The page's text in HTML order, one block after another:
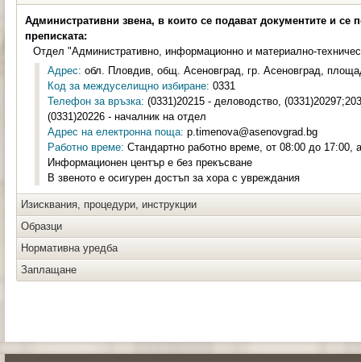
Административни звена, в които се подават документите и се
преписката:
Отдел "Административно, информационно и материално-
Адрес: обл. Пловдив, общ. Асеновград, гр. Асеновград,
Код за междуселищно избиране: 0331
Телефон за връзка: (0331)20215 - деловодство,
(0331)20226 - началник на отдел
Адрес на електронна поща: p.timenova@asenovgrad.bg
Работно време: Стандартно работно време, от 08:00 до 17:00,
Информационен център е без прекъсване
В звеното е осигурен достъп за хора с увреждания
Изисквания, процедури, инструкции
Образци
Нормативна уредба
Заплащане